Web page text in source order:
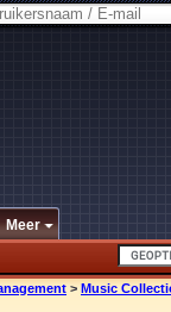
Meer
> Music